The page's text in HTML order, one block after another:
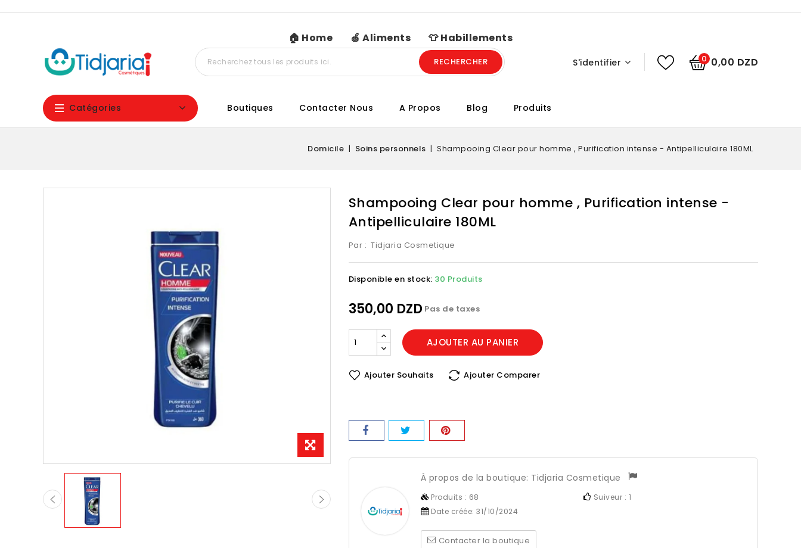
🏠 Home 🍏 Aliments 👕 Habillements
0 0,00 DZD
S'identifier
RECHERCHER
Catégories Boutiques Contacter Nous A Propos Blog Produits
Domicile Soins personnels Shampooing Clear pour homme , Purification intense - Antipelliculaire 180ML
Shampooing Clear pour homme , Purification intense -
Antipelliculaire 180ML
Par : Tidjaria Cosmetique
Disponible en stock: 30 Produits
350,00 DZD Pas de taxes
AJOUTER AU PANIER
Ajouter Souhaits Ajouter Comparer
À propos de la boutique: Tidjaria Cosmetique
Produits : 68 Suiveur : 1
Date créée: 31/10/2024
Contacter la boutique